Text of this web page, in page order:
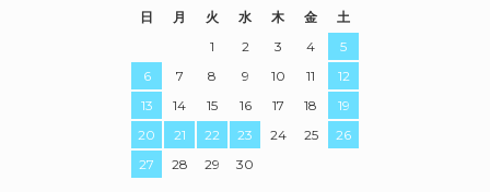
日
月 火 水 木 金
土
1
2 3 4
5
6
7 8 9 10 11
12
13
14 15 16 17 18
19
20
21 22 23 24 25
26
27
28 29 30